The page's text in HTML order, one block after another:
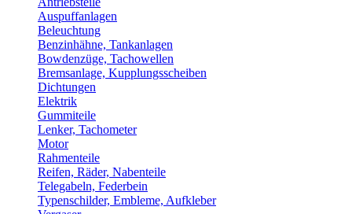
Auspuffanlagen
Beleuchtung
Benzinhähne, Tankanlagen
Bowdenzüge, Tachowellen
Bremsanlage, Kupplungsscheiben
Dichtungen
Elektrik
Gummiteile
Lenker, Tachometer
Motor
Rahmenteile
Reifen, Räder, Nabenteile
Telegabeln, Federbein
Typenschilder, Embleme, Aufkleber